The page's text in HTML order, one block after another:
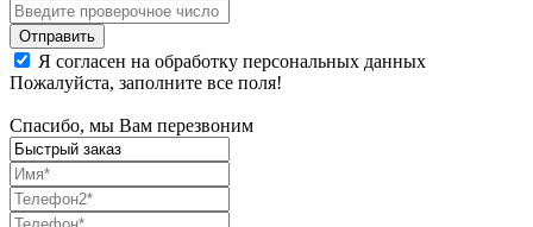
Я согласен на обработку персональных данных
Пожалуйста, заполните все поля!
Спасибо, мы Вам перезвоним